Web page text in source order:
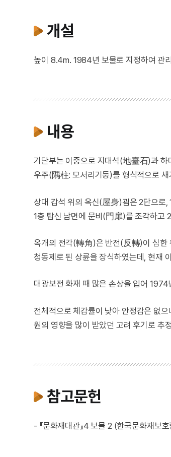
개설
높이 8.4m. 1984년 보물로 지정하여 관
내용
기단부는 이중으로 지대석(地臺石)과
우주(隅柱: 모서리기둥)를 형식적으로 새
상대 갑석 위의 옥신(屋身)굄은 2단으로
1층 탑신 남면에 문비(門扉)를 조각하고
옥개의 전각(轉角)은 반전(反轉)이 심한
청동제로 된 상륜을 장식하였는데, 현재
대광보전 화재 때 많은 손상을 입어
전체적으로 체감률이 낮아 안정감은 없
원의 영향을 많이 받았던 고려 후기로 추
참고문헌
- 『문화재대관』4 보물 2 (한국문화재보